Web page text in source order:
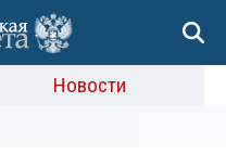
Новости